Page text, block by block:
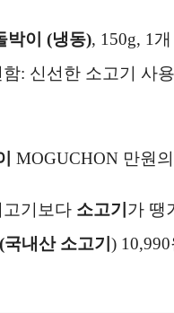
박이 (냉동), 150g, 1
: 신선한 소고기 사
MOGUCHON 만원
기보다 소고기 가 땡
국내산 소고기 )